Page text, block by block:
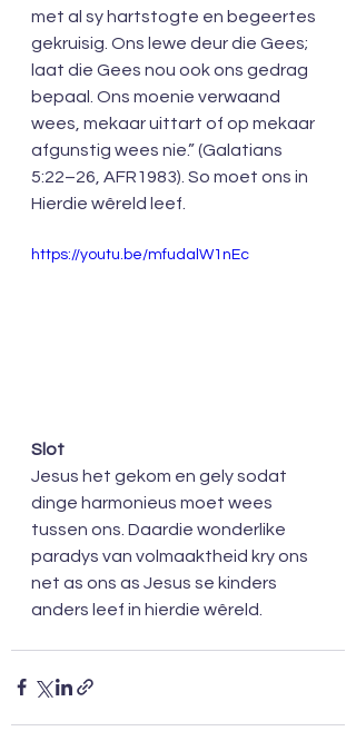
met al sy hartstogte en begeertes
gekruisig. Ons lewe deur die Gees;
laat die Gees nou ook ons gedrag
bepaal. Ons moenie verwaand
wees, mekaar uittart of op mekaar
afgunstig wees nie.” (Galatians
5:22–26, AFR1983). So moet ons in
Hierdie wêreld leef.
https://youtu.be/mfudalW1nEc
Slot
Jesus het gekom en gely sodat
dinge harmonieus moet wees
tussen ons. Daardie wonderlike
paradys van volmaaktheid kry ons
net as ons as Jesus se kinders
anders leef in hierdie wêreld.